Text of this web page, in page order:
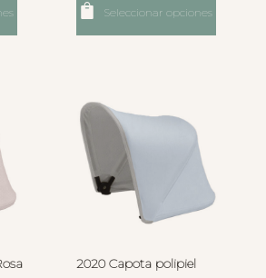
pedido no se acepta
devolución.
Seleccionar opciones
2020 Capota polipiel